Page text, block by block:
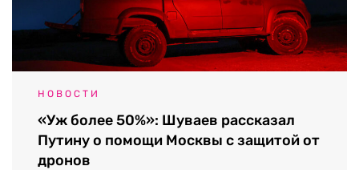
НОВОСТИ
«Уж более 50%»: Шуваев рассказал
Путину о помощи Москвы с защитой от
дронов